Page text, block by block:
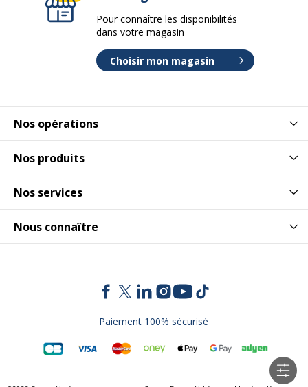
Nos opérations
Nos produits
Nos services
Nous connaître
Pour connaître les disponibilités
dans votre magasin
Choisir mon magasin
Paiement 100% sécurisé